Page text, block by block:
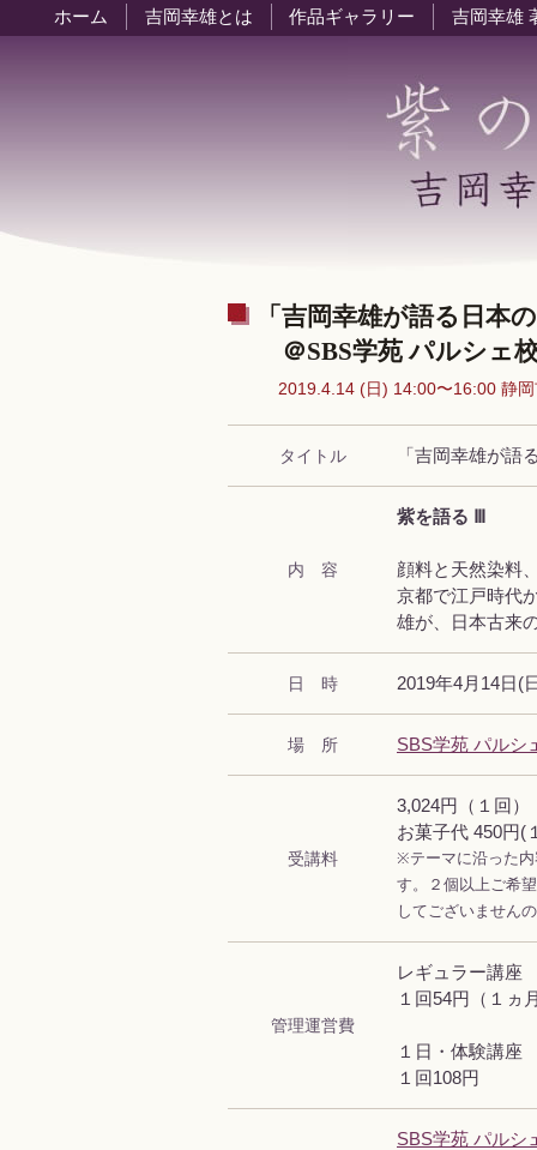
ホーム 吉岡幸雄とは 作品ギャラリー 吉岡幸雄
「吉岡幸雄が語る日本
＠SBS学苑 パルシェ
2019.4.14 (日) 14:00〜16:00 静
タイトル 「吉岡幸雄が語
内 容
紫を語る Ⅲ
顔料と天然染料
京都で江戸時代
雄が、日本古来
日 時 2019年4月14日(
場 所 SBS学苑 パルシ
受講料
3,024円（１回）
お菓子代 450円(
※テーマに沿った内
す。２個以上ご希
してございません
管理運営費
レギュラー講座
１回54円（１ヵ
１日・体験講座
１回108円
SBS学苑 パルシ